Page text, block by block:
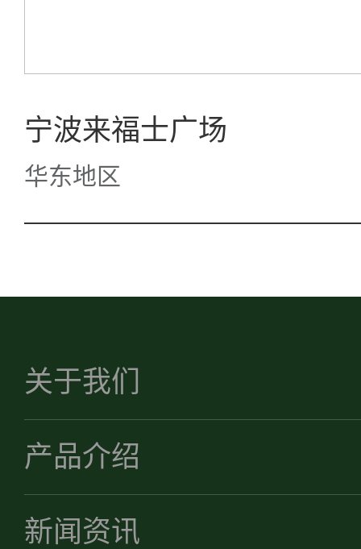
宁波来福士广场
华东地区
关于我们
产品介绍
新闻资讯